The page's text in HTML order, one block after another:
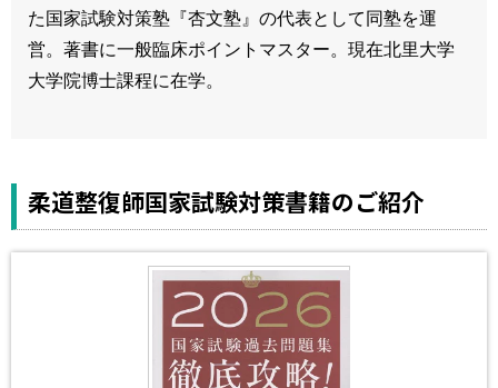
た国家試験対策塾『杏文塾』の代表として同塾を運
営。著書に一般臨床ポイントマスター。現在北里大学
大学院博士課程に在学。
柔道整復師国家試験対策書籍のご紹介